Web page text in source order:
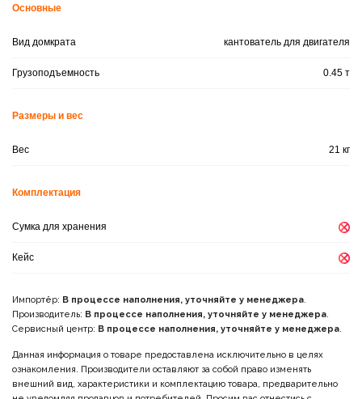
Основные
Вид домкрата кантователь для двигателя
Грузоподъемность 0.45 т
Размеры и вес
Вес 21 кг
Комплектация
Сумка для хранения
Кейс
Импортёр: В процессе наполнения, уточняйте у менеджера.
Производитель: В процессе наполнения, уточняйте у менеджера.
Сервисный центр: В процессе наполнения, уточняйте у менеджера.
Данная информация о товаре предоставлена исключительно в целях
ознакомления. Производители оставляют за собой право изменять
внешний вид, характеристики и комплектацию товара, предварительно